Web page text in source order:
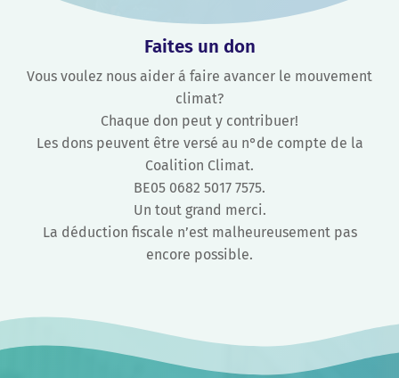
Faites un don
Vous voulez nous aider á faire avancer le mouvement
climat?
Chaque don peut y contribuer!
Les dons peuvent être versé au n°de compte de la
Coalition Climat.
BE05 0682 5017 7575.
Un tout grand merci.
La déduction fiscale n’est malheureusement pas
encore possible.